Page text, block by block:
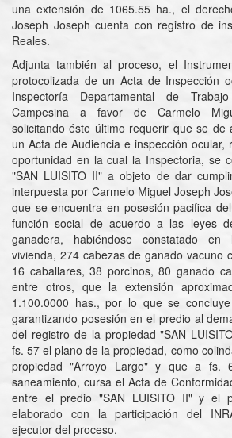
una extensión de 1065.55 ha., el
Joseph Joseph cuenta con registro de
Reales.
Adjunta también al proceso, el
protocolizada de un Acta de Inspección
Inspectoría Departamental de
Campesina a favor de Carmelo
solicitando éste último requerir que se de
un Acta de Audiencia e inspección ocular,
oportunidad en la cual la Inspectoria, se
"SAN LUISITO II" a objeto de dar
interpuesta por Carmelo Miguel Joseph
que se encuentra en posesión pacifica
función social de acuerdo a las leyes
ganadera, habiéndose constatado
vivienda, 274 cabezas de ganado vacuno
16 caballares, 38 porcinos, 80 ganado
entre otros, que la extensión
1.100.0000 has., por lo que se
garantizando posesión en el predio al
del registro de la propiedad "SAN
fs. 57 el plano de la propiedad, como
propiedad "Arroyo Largo" y que a fs.
saneamiento, cursa el Acta de
entre el predio "SAN LUISITO II" y el
elaborado con la participación del
ejecutor del proceso.